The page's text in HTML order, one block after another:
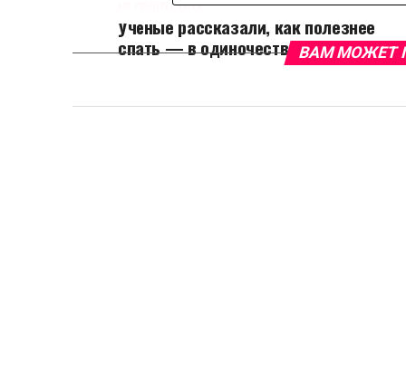
НЕ ПРОПУСТИТЕ
Учёные рассказали, как полезнее
спать — в одиночестве или вдвоём
ВАМ МОЖЕТ